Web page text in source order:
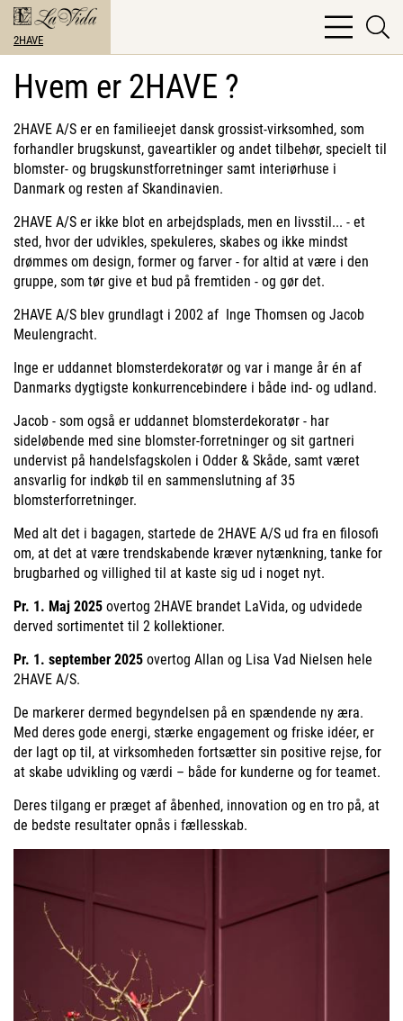
2HAVE
bars
light
Hvem er 2HAVE ?
2HAVE A/S er en familieejet dansk grossist-virksomhed, som
forhandler brugskunst, gaveartikler og andet tilbehør, specielt til
blomster- og brugskunstforretninger samt interiørhuse i
Danmark og resten af Skandinavien.
2HAVE A/S er ikke blot en arbejdsplads, men en livsstil... - et
sted, hvor der udvikles, spekuleres, skabes og ikke mindst
drømmes om design, former og farver - for altid at være i den
gruppe, som tør give et bud på fremtiden - og gør det.
2HAVE A/S blev grundlagt i 2002 af Inge Thomsen og Jacob
Meulengracht.
Inge er uddannet blomsterdekoratør og var i mange år én af
Danmarks dygtigste konkurrencebindere i både ind- og udland.
Jacob - som også er uddannet blomsterdekoratør - har
sideløbende med sine blomster-forretninger og sit gartneri
undervist på handelsfagskolen i Odder & Skåde, samt været
ansvarlig for indkøb til en sammenslutning af 35
blomsterforretninger.
Med alt det i bagagen, startede de 2HAVE A/S ud fra en filosofi
om, at det at være trendskabende kræver nytænkning, tanke for
brugbarhed og villighed til at kaste sig ud i noget nyt.
Pr. 1. Maj 2025 overtog 2HAVE brandet LaVida, og udvidede
derved sortimentet til 2 kollektioner.
Pr. 1. september 2025 overtog Allan og Lisa Vad Nielsen hele
2HAVE A/S.
De markerer dermed begyndelsen på en spændende ny æra.
Med deres gode energi, stærke engagement og friske idéer, er
der lagt op til, at virksomheden fortsætter sin positive rejse, for
at skabe udvikling og værdi – både for kunderne og for teamet.
Deres tilgang er præget af åbenhed, innovation og en tro på, at
de bedste resultater opnås i fællesskab.